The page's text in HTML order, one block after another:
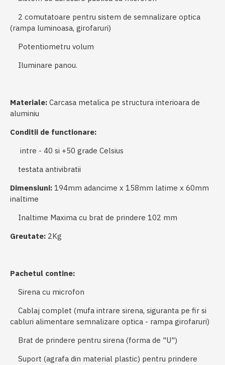
2 comutatoare pentru sistem de semnalizare optica
(rampa luminoasa, girofaruri)
Potentiometru volum
Iluminare panou.
Materiale: Carcasa metalica pe structura interioara de
aluminiu
Conditii de functionare:
intre - 40 si +50 grade Celsius
testata antivibratii
Dimensiuni: 194mm adancime x 158mm latime x 60mm
inaltime
Inaltime Maxima cu brat de prindere 102 mm
Greutate: 2Kg
Pachetul contine:
Sirena cu microfon
Cablaj complet (mufa intrare sirena, siguranta pe fir si
cabluri alimentare semnalizare optica - rampa girofaruri)
Brat de prindere pentru sirena (forma de "U")
Suport (agrafa din material plastic) pentru prindere